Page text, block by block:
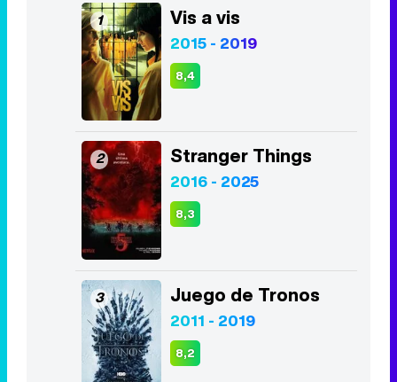
1 Vis a vis
2015 - 2019
8,4
2 Stranger Things
2016 - 2025
8,3
3 Juego de Tronos
2011 - 2019
8,2